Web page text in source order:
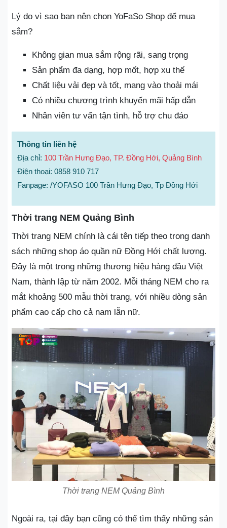
Lý do vì sao bạn nên chọn YoFaSo Shop để mua
sắm?
Không gian mua sắm rộng rãi, sang trọng
Sản phẩm đa dạng, hợp mốt, hợp xu thế
Chất liệu vải đẹp và tốt, mang vào thoải mái
Có nhiều chương trình khuyến mãi hấp dẫn
Nhân viên tư vấn tận tình, hỗ trợ chu đáo
Thông tin liên hệ
Địa chỉ: 100 Trần Hưng Đạo, TP. Đồng Hới, Quảng Bình
Điện thoại: 0858 910 717
Fanpage: /YOFASO 100 Trần Hưng Đạo, Tp Đồng Hới
Thời trang NEM Quảng Bình
Thời trang NEM chính là cái tên tiếp theo trong danh
sách những shop áo quần nữ Đồng Hới chất lượng.
Đây là một trong những thương hiệu hàng đầu Việt
Nam, thành lập từ năm 2002. Mỗi tháng NEM cho ra
mắt khoảng 500 mẫu thời trang, với nhiều dòng sản
phẩm cao cấp cho cả nam lẫn nữ.
Thời trang NEM Quảng Bình
Ngoài ra, tại đây bạn cũng có thể tìm thấy những sản